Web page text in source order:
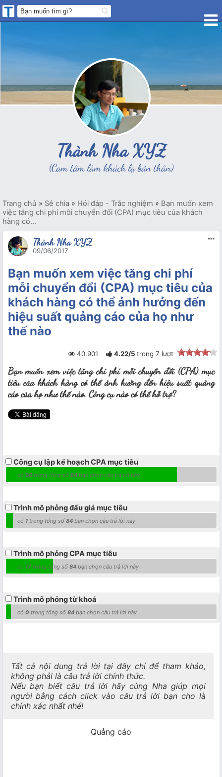
Thành Nha XYZ
(Cam tâm làm khách lạ bản thân)
Trang chủ » Sẻ chia » Hỏi đáp - Trắc nghiệm » Bạn muốn xem
việc tăng chi phí mỗi chuyển đổi (CPA) mục tiêu của khách
hàng có...
Thành Nha XYZ
09/06/2017
Bạn muốn xem việc tăng chi phí
mỗi chuyển đổi (CPA) mục tiêu của
khách hàng có thể ảnh hưởng đến
hiệu suất quảng cáo của họ như
thế nào
40.901 4.22/5 trong 7 lượt
Bạn muốn xem việc tăng chi phí mỗi chuyển đổi (CPA) mục
tiêu của khách hàng có thể ảnh hưởng đến hiệu suất quảng
cáo của họ như thế nào. Công cụ nào có thể hỗ trợ?
Công cụ lập kế hoạch CPA mục tiêu
có 66trong tổng số84bạn chọn câu trả lời này
Trình mô phỏng đấu giá mục tiêu
có 1trong tổng số84bạn chọn câu trả lời này
Trình mô phỏng CPA mục tiêu
có 17trong tổng số84bạn chọn câu trả lời này
Trình mô phỏng từ khoá
có 0 trong tổng số84bạn chọn câu trả lời này
Tất cả nội dung trả lời tại đây chỉ để tham khảo,
không phải là câu trả lời chính thức.
Nếu bạn biết câu trả lời hãy cùng Nha giúp mọi
người bằng cách click vào câu trả lời bạn cho là
chính xác nhất nhé!
Quảng cáo